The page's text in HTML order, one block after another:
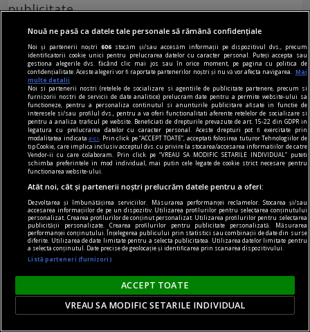
publicitate
De unde vine expresia „Zarurile au fost
aruncate"?
„Să înceapă jocul!”.
Idei de cadouri pentru bărbații din viața ta - ce să
le dăruiești, în funcție de relația dintre voi
Nouă ne pasă ca datele tale personale să rămână confidențiale
Noi și partenerii noștri606 stocăm și/sau accesăm informații pe dispozitivul dvs., precum
identificatorii cookie unici pentru prelucrarea datelor cu caracter personal. Puteți accepta sau
gestiona alegerile dvs. făcând clic mai jos sau în orice moment, pe pagina cu politica de
confidențialitate. Aceste alegeri vor fi raportate partenerilor noștri și nu vă vor afecta navigarea.
Mai
multe detalii
Noi si partenerii nostri (retelele de socializare si agentiile de publicitate partenere, precum si
furnizorii nostri de servicii de date analitice) prelucram date pentru a permite website-ului sa
functioneze, pentru a personaliza continutul si anunturile publicitare afisate in functie de
interesele si/sau profilul dvs., pentru a va oferi functionalitati aferente retelelor de socializare si
pentru a analiza traficul pe website. Beneficiati de drepturile prevazute de art. 15-22 din GDPR in
legatura cu prelucrarea datelor cu caracter personal. Aceste drepturi pot fi exercitate prin
modalitatea indicataaici
. Prin click pe “ACCEPT TOATE”, acceptati folosirea tuturor Tehnologiilor de
tip Cookie, care implica inclusiv acceptul dvs. cu privire la stocarea/accesarea informatiilor de catre
Vendor-ii cu care colaboram. Prin click pe “VREAU SA MODIFIC SETARILE INDIVIDUAL” puteti
schimba preferintele in mod individual, mai putin cele legate de cookie strict necesare pentru
functionarea website-ului.
Atât noi, cât și partenerii noștri prelucrăm datele pentru a oferi:
Dezvoltarea și îmbunătățirea serviciilor. Măsurarea performanței reclamelor. Stocarea și/sau
accesarea informațiilor de pe un dispozitiv. Utilizarea profilurilor pentru selectarea conținutului
personalizat. Crearea profilurilor de conținut personalizat. Utilizarea profilurilor pentru selectarea
publicității personalizate. Crearea profilurilor pentru publicitate personalizată. Măsurarea
performanței conținutului. Înțelegerea publicului prin statistici sau combinații de date din surse
diferite. Utilizarea de date limitate pentru a selecta publicitatea. Utilizarea datelor limitate pentru
a selecta conținutul. Date precise de geolocație și identificarea prin scanarea dispozitivului.
Listă parteneri (furnizori)
ACCEPT TOATE
VREAU SA MODIFIC SETARILE INDIVIDUAL